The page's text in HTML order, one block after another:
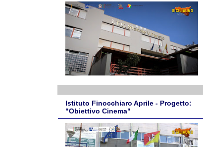
Istituto Finocchiaro Aprile - Progetto:
"Obiettivo Cinema"